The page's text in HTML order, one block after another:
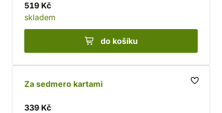
519 Kč
skladem
do košíku
Za sedmero kartami
339 Kč